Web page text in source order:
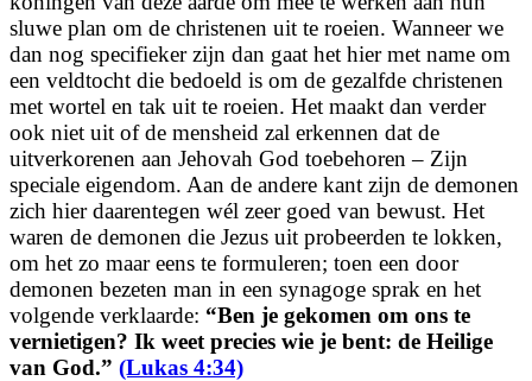
sluwe plan om de christenen uit te roeien. Wanneer we
dan nog specifieker zijn dan gaat het hier met name om
een veldtocht die bedoeld is om de gezalfde christenen
met wortel en tak uit te roeien. Het maakt dan verder
ook niet uit of de mensheid zal erkennen dat de
uitverkorenen aan Jehovah God toebehoren – Zijn
speciale eigendom. Aan de andere kant zijn de demonen
zich hier daarentegen wél zeer goed van bewust. Het
waren de demonen die Jezus uit probeerden te lokken,
om het zo maar eens te formuleren; toen een door
demonen bezeten man in een synagoge sprak en het
volgende verklaarde: “Ben je gekomen om ons te
vernietigen? Ik weet precies wie je bent: de Heilige
van God.” (Lukas 4:34)